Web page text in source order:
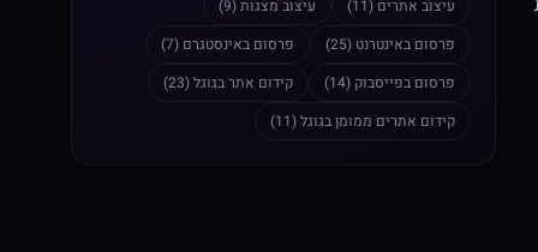
עיצוב אתרים (11)
עיצוב מצגות (9)
פרסום באינטרנט (25)
פרסום באינסטגרם (7)
פרסום בפייסבוק (14)
קידום אתר בגוגל (23)
קידום אתרים ממומן בגוגל (11)